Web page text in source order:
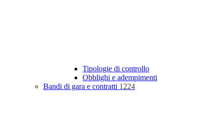
Tipologie di controllo
Obblighi e adempimenti
Bandi di gara e contratti 1224